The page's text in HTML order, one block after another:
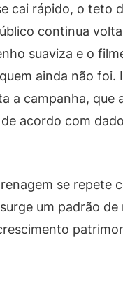
cai rápido, o teto
continua
suaviza e o
ainda não foi.
a campanha, que
acordo com
se repete
um padrão